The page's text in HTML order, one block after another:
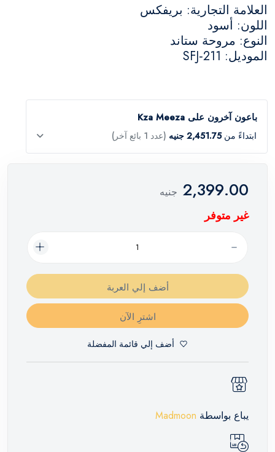
العلامة التجارية: بريفكس
اللون: أسود
النوع: مروحة ستاند
الموديل: SFJ‑211
باعون آخرون على Kza Meeza
ابتداءً من2,451.75 جنيه (عدد 1 بائع آخر)
2,399.00 جنيه
غير متوفر
أضف إلي العربة
اشترِ الآن
أضف إلي قائمة المفضلة
يباع بواسطة Madmoon